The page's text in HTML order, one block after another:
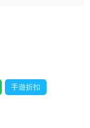
手遊折扣